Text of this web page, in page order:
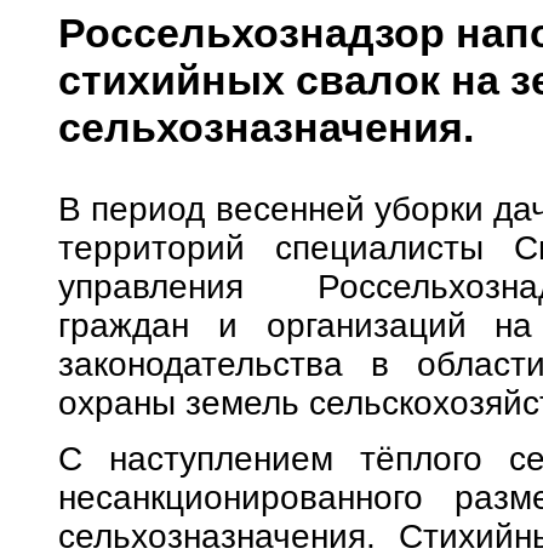
Россельхознадзор
стихийных свалок на
сельхозназначения.
В период весенней уборки
территорий специалисты
управления
граждан и организаций
законодательства в
охраны земель
С наступлением тёплого
несанкционированного
сельхозназначения.